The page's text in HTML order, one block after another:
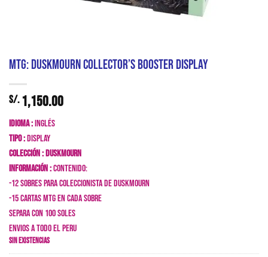
MTG: Duskmourn Collector’s Booster Display
S/.1,150.00
Idioma :Inglés
Tipo :Display
Colección : Duskmourn
Información :Contenido:
-12 sobres para coleccionista de Duskmourn
-15 cartas MTG en cada sobre
SEPARA CON 100 SOLES
ENVIOS A TODO EL PERU
Sin existencias